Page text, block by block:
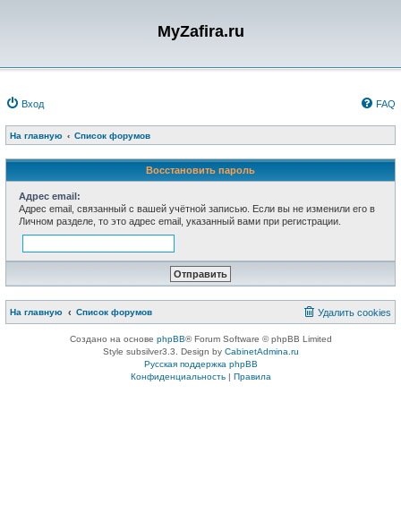
MyZafira.ru
Вход FAQ
На главную Список форумов
Восстановить пароль
Адрес email:
Адрес email, связанный с вашей учётной записью. Если вы не изменили его в
Личном разделе, то это адрес email, указанный вами при регистрации.
На главную Список форумов Удалить cookies
Создано на основе phpBB® Forum Software © phpBB Limited
Style subsilver3.3. Design by CabinetAdmina.ru
Русская поддержка phpBB
Конфиденциальность| Правила